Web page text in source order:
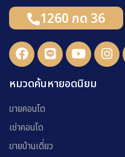
1260 กด 36
หมวดค้นหายอดนิยม
ขายคอนโด
เช่าคอนโด
ขายบ้านเดี่ยว